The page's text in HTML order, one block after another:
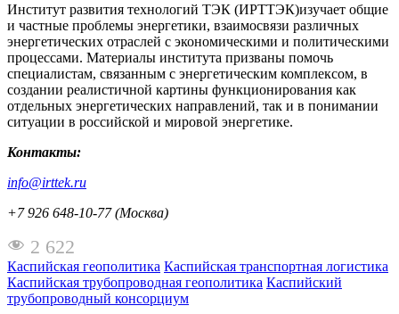
Институт развития технологий ТЭК (ИРТТЭК)изучает общие
и частные проблемы энергетики, взаимосвязи различных
энергетических отраслей с экономическими и политическими
процессами. Материалы института призваны помочь
специалистам, связанным с энергетическим комплексом, в
создании реалистичной картины функционирования как
отдельных энергетических направлений, так и в понимании
ситуации в российской и мировой энергетике.
Контакты:
info@irttek.ru
+7 926 648-10-77 (Москва)
2 622
Каспийская геополитика Каспийская транспортная логистика
Каспийская трубопроводная геополитика Каспийский
трубопроводный консорциум